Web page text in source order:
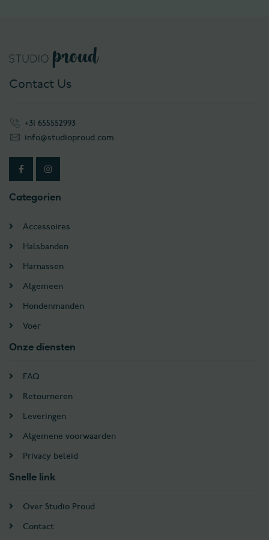
Contact Us
+31 655552993
info@studioproud.com
Categorien
Accessoires
Halsbanden
Harnassen
Algemeen
Hondenmanden
Voer
Onze diensten
FAQ
Retourneren
Leveringen
Algemene voorwaarden
Privacy beleid
Snelle link
Over Studio Proud
Contact